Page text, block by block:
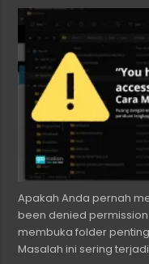
Apakah Anda pernah
been denied
membuka folder
Masalah ini sering